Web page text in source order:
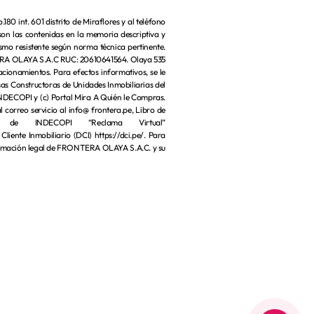
int. 601 distrito de Miraflores y al teléfono
las contenidas en la memoria descriptiva y
resistente según norma técnica pertinente.
OLAYA S.A.C RUC: 20610641564. Olaya 535
Para efectos informativos, se le
Constructoras de Unidades Inmobiliarias del
y (c) Portal Mira A Quién le Compras.
correo servicio al info@ frontera.pe, Libro de
de INDECOPI “Reclama Virtual”
Inmobiliario (DCI) https://dci.pe/. Para
legal de FRONTERA OLAYA S.A.C. y su